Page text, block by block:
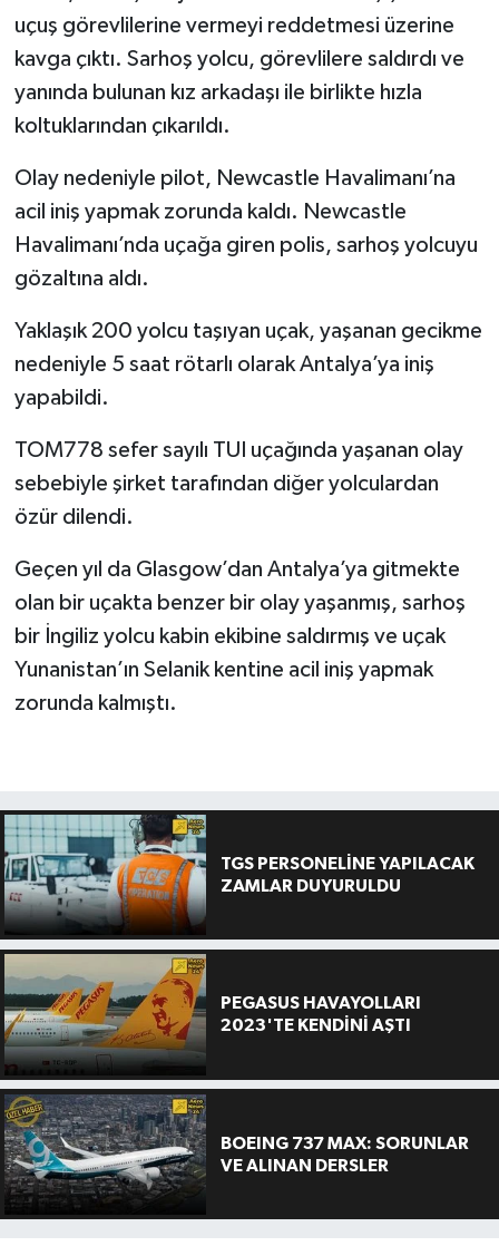
uçuş görevlilerine vermeyi reddetmesi üzerine
kavga çıktı. Sarhoş yolcu, görevlilere saldırdı ve
yanında bulunan kız arkadaşı ile birlikte hızla
koltuklarından çıkarıldı.
Olay nedeniyle pilot, Newcastle Havalimanı’na
acil iniş yapmak zorunda kaldı. Newcastle
Havalimanı’nda uçağa giren polis, sarhoş yolcuyu
gözaltına aldı.
Yaklaşık 200 yolcu taşıyan uçak, yaşanan gecikme
nedeniyle 5 saat rötarlı olarak Antalya’ya iniş
yapabildi.
TOM778 sefer sayılı TUI uçağında yaşanan olay
sebebiyle şirket tarafından diğer yolculardan
özür dilendi.
Geçen yıl da Glasgow’dan Antalya’ya gitmekte
olan bir uçakta benzer bir olay yaşanmış, sarhoş
bir İngiliz yolcu kabin ekibine saldırmış ve uçak
Yunanistan’ın Selanik kentine acil iniş yapmak
zorunda kalmıştı.
TGS PERSONELİNE YAPILACAK
ZAMLAR DUYURULDU
PEGASUS HAVAYOLLARI
2023'TE KENDİNİ AŞTI
BOEING 737 MAX: SORUNLAR
VE ALINAN DERSLER